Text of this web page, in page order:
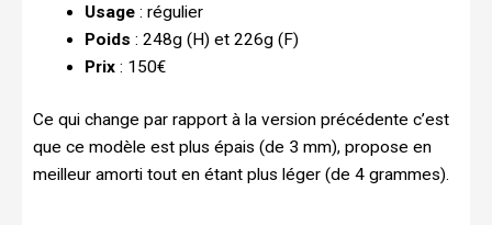
Usage : régulier
Poids : 248g (H) et 226g (F)
Prix: 150€
Ce qui change par rapport à la version précédente c’est
que ce modèle est plus épais (de 3 mm), propose en
meilleur amorti tout en étant plus léger (de 4 grammes).